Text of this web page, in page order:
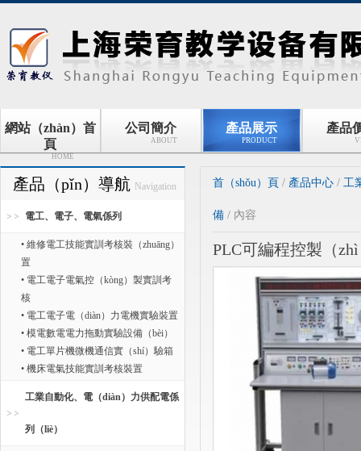
網站（zhàn）首
頁
HOME
公司簡介
ABOUT
產品展示
PRODUCT
產品
產品（pǐn）導航 Navigation
電工、電子、電氣係列
• 維修電工技能實訓考核裝（zhuāng）
置
• 電工電子電氣控（kòng）製實訓考
核
• 電工電子電（diàn）力電機實驗裝置
• 模電數電電力拖動實驗設備（bèi）
• 電工單片機微機通信實（shí）驗箱
• 機床電氣技能實訓考核裝置
工業自動化、電（diàn）力供配電係
列（liè）
首（shǒu）頁 / 產品中心 / 工
備 / 內容
PLC可編程控製（